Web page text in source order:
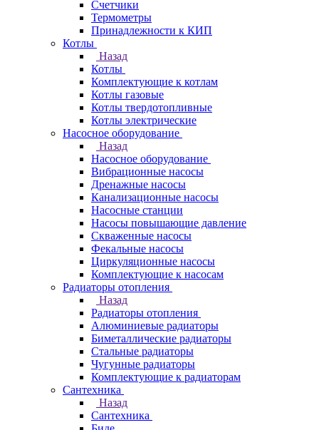
Счетчики
Термометры
Принадлежности к КИП
Котлы
Назад
Котлы
Комплектующие к котлам
Котлы газовые
Котлы твердотопливные
Котлы электрические
Насосное оборудование
Назад
Насосное оборудование
Вибрационные насосы
Дренажные насосы
Канализационные насосы
Насосные станции
Насосы повышающие давление
Скваженные насосы
Фекальные насосы
Циркуляционные насосы
Комплектующие к насосам
Радиаторы отопления
Назад
Радиаторы отопления
Алюминиевые радиаторы
Биметаллические радиаторы
Стальные радиаторы
Чугунные радиаторы
Комплектующие к радиаторам
Сантехника
Назад
Сантехника